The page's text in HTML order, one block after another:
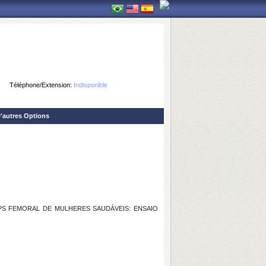
Téléphone/Extension: Indisponible
Options
FEMORAL DE MULHERES SAUDÁVEIS: ENSAIO